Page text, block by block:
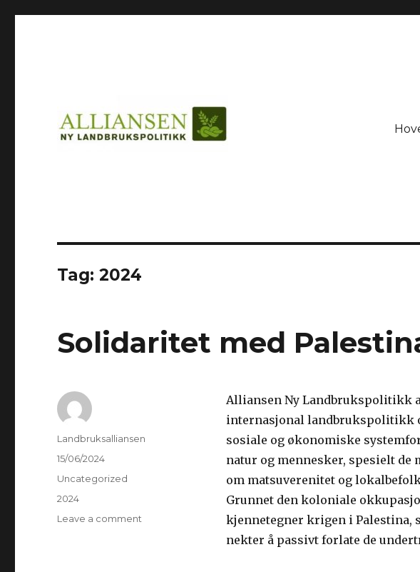
Tag:2024
Solidaritet med
Alliansen Ny Landbrukspolitikk
internasjonal landbrukspolitikk
sosiale og økonomiske
natur og mennesker, spesielt de
om matsuverenitet og
Grunnet den koloniale
kjennetegner krigen i
nekter å passivt forlate de
Author
Landbruksalliansen
Posted
on
15/06/2024
Categories
Uncategorized
Tags
2024
Leave a comment